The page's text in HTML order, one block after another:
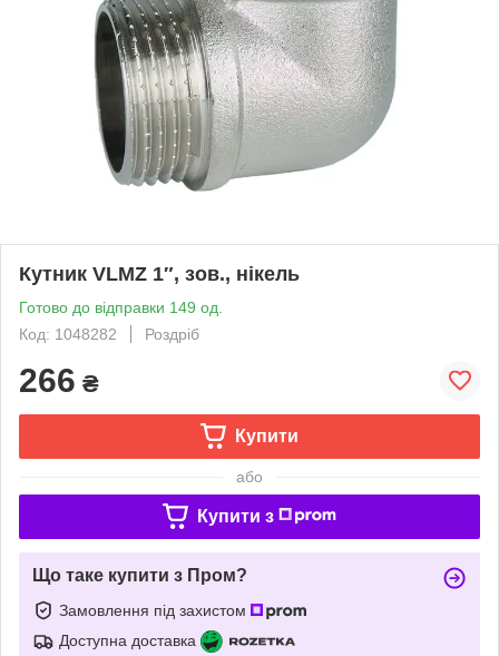
Кутник VLMZ 1″, зов., нікель
Готово до відправки 149 од.
Код: 1048282
Роздріб
266 ₴
Купити
або
Купити з
Що таке купити з Пром?
Замовлення під захистом
Доступна доставка